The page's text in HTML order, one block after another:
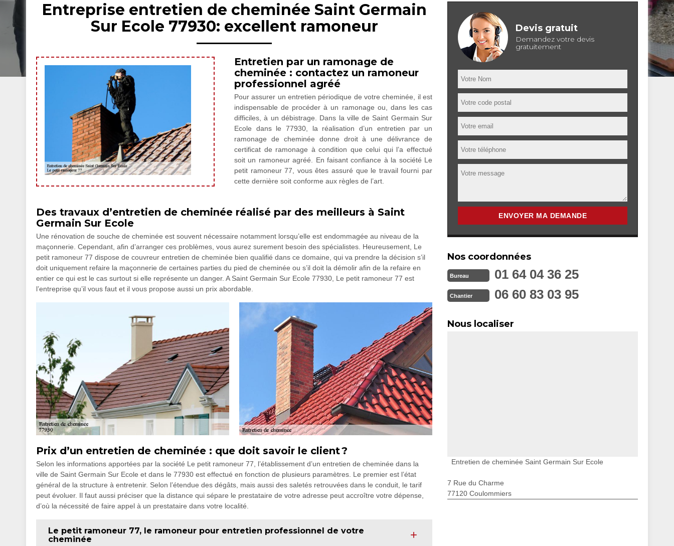
Entreprise entretien de cheminée Saint Germain
Sur Ecole 77930: excellent ramoneur
Entretien par un ramonage de
cheminée : contactez un ramoneur
professionnel agréé
Pour assurer un entretien périodique de votre cheminée, il est
indispensable de procéder à un ramonage ou, dans les cas
difficiles, à un débistrage. Dans la ville de Saint Germain Sur
Ecole dans le 77930, la réalisation d’un entretien par un
ramonage de cheminée donne droit à une délivrance de
certificat de ramonage à condition que celui qui l’a effectué
soit un ramoneur agréé. En faisant confiance à la société Le
petit ramoneur 77, vous êtes assuré que le travail fourni par
cette dernière soit conforme aux règles de l’art.
Des travaux d’entretien de cheminée réalisé par des meilleurs à Saint
Germain Sur Ecole
Une rénovation de souche de cheminée est souvent nécessaire notamment lorsqu’elle est endommagée au niveau de la
maçonnerie. Cependant, afin d’arranger ces problèmes, vous aurez surement besoin des spécialistes. Heureusement, Le
petit ramoneur 77 dispose de couvreur entretien de cheminée bien qualifié dans ce domaine, qui va prendre la décision s’il
doit uniquement refaire la maçonnerie de certaines parties du pied de cheminée ou s’il doit la démolir afin de la refaire en
entier ce qui est le cas surtout si elle représente un danger. A Saint Germain Sur Ecole 77930, Le petit ramoneur 77 est
l’entreprise qu’il vous faut et il vous propose aussi un prix abordable.
Prix d’un entretien de cheminée : que doit savoir le client ?
Selon les informations apportées par la société Le petit ramoneur 77, l’établissement d’un entretien de cheminée dans la
ville de Saint Germain Sur Ecole et dans le 77930 est effectué en fonction de plusieurs paramètres. Le premier est l’état
général de la structure à entretenir. Selon l’étendue des dégâts, mais aussi des saletés retrouvées dans le conduit, le tarif
peut évoluer. Il faut aussi préciser que la distance qui sépare le prestataire de votre adresse peut accroître votre dépense,
d’où la nécessité de faire appel à un prestataire dans votre localité.
Le petit ramoneur 77, le ramoneur pour entretien professionnel de votre
cheminée
Devis gratuit
Demandez votre devis
gratuitement
Nos coordonnées
Bureau 01 64 04 36 25
Chantier 06 60 83 03 95
Nous localiser
Entretien de cheminée Saint Germain Sur Ecole
7 Rue du Charme
77120 Coulommiers